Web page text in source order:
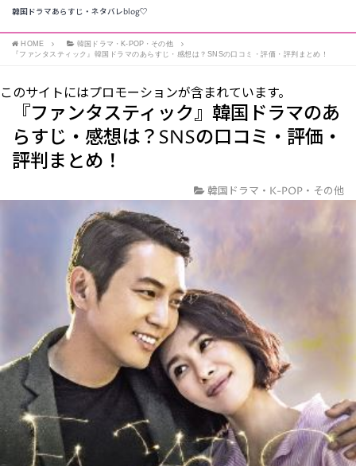
韓国ドラマあらすじ・ネタバレblog♡
HOME
韓国ドラマ・K-POP・その他
『ファンタスティック』韓国ドラマのあらすじ・感想は？SNSの口コミ・評価・評判まとめ！
このサイトにはプロモーションが含まれています。
『ファンタスティック』韓国ドラマのあ
らすじ・感想は？SNSの口コミ・評価・
評判まとめ！
韓国ドラマ・K-POP・その他